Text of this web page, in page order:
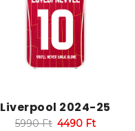
Liverpool 2024-25
5990Ft 4490 Ft